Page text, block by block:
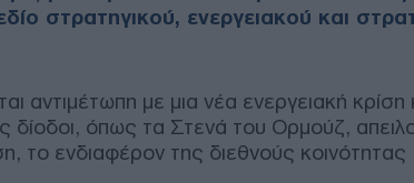
στρατηγικού, ενεργειακού και
αντιμέτωπη με μια νέα ενεργειακή κρίση
δίοδοι, όπως τα Στενά του Ορμούζ,
το ενδιαφέρον της διεθνούς κοινότητας